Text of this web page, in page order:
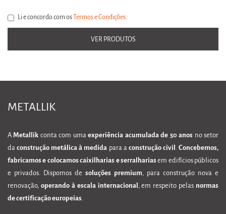
Li e concordo com os Termos e Condições.
VER PRODUTOS
METALLIK
AMetallik conta com umaexperiência acumulada de 50 anos no setor
daconstrução metálica à medida para a construção civil.Concebemos,
fabricamos e colocamos caixilharias e serralhariasem edifícios públicos
e privados. Dispomos de soluções premium, para construção nova e
renovação, operando à escala internacional, em respeito pelas normas
de certificação europeias.